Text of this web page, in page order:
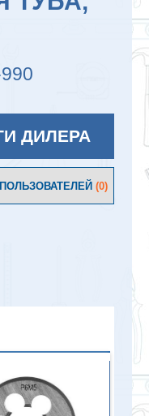
ДИЛЕРА
(0)